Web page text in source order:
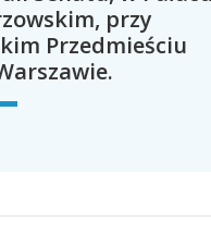
przy
Przedmieściu